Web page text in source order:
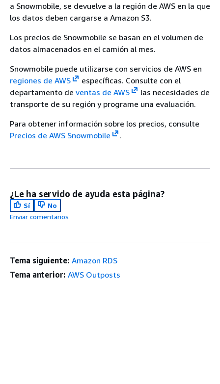
a Snowmobile, se devuelve a la región de AWS en la que
los datos deben cargarse a Amazon S3.
Los precios de Snowmobile se basan en el volumen de
datos almacenados en el camión al mes.
Snowmobile puede utilizarse con servicios de AWS en
regiones de AWS
específicas. Consulte con el
departamento de ventas de AWS
las necesidades de
transporte de su región y programe una evaluación.
Para obtener información sobre los precios, consulte
Precios de AWS Snowmobile
.
¿Le ha servido de ayuda esta página?
Sí
No
Enviar comentarios
Tema siguiente: Amazon RDS
Tema anterior: AWS Outposts